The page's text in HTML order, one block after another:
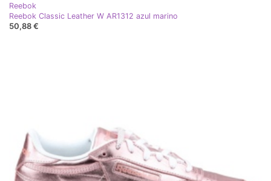
Reebok
Reebok Classic Leather W AR1312 azul marino
50,88 €